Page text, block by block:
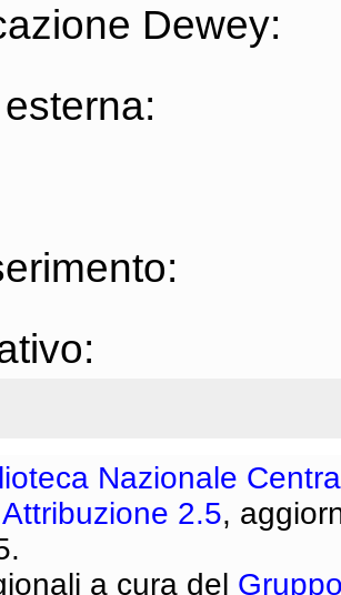
Dewey:
Nazionale
2.5,
a cura del